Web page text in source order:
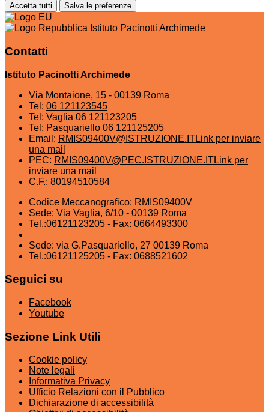
Accetta tutti Salva le preferenze
Istituto Pacinotti Archimede
Contatti
Istituto Pacinotti Archimede
Via Montaione, 15 - 00139 Roma
Tel: 06 121123545
Tel: Vaglia 06 121123205
Tel: Pasquariello 06 121125205
Email: RMIS09400V@ISTRUZIONE.ITLink per inviare
una mail
PEC: RMIS09400V@PEC.ISTRUZIONE.ITLink per
inviare una mail
C.F.: 80194510584
Codice Meccanografico: RMIS09400V
Sede: Via Vaglia, 6/10 - 00139 Roma
Tel.:06121123205 - Fax: 0664493300
Sede: via G.Pasquariello, 27 00139 Roma
Tel.:06121125205 - Fax: 0688521602
Seguici su
Facebook
Youtube
Sezione Link Utili
Cookie policy
Note legali
Informativa Privacy
Ufficio Relazioni con il Pubblico
Dichiarazione di accessibilità